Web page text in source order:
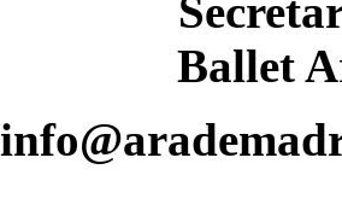
Ballet